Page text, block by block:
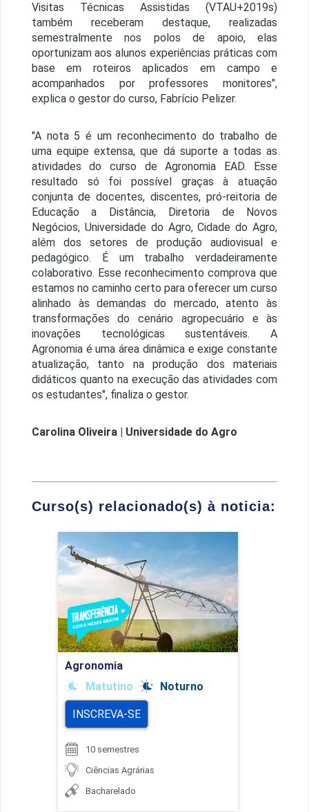
Visitas Técnicas Assistidas (VTAU+2019s)
também receberam destaque, realizadas
semestralmente nos polos de apoio, elas
oportunizam aos alunos experiências práticas com
base em roteiros aplicados em campo e
acompanhados por professores monitores",
explica o gestor do curso, Fabrício Pelizer.
"A nota 5 é um reconhecimento do trabalho de
uma equipe extensa, que dá suporte a todas as
atividades do curso de Agronomia EAD. Esse
resultado só foi possível graças à atuação
conjunta de docentes, discentes, pró-reitoria de
Educação a Distância, Diretoria de Novos
Negócios, Universidade do Agro, Cidade do Agro,
além dos setores de produção audiovisual e
pedagógico. É um trabalho verdadeiramente
colaborativo. Esse reconhecimento comprova que
estamos no caminho certo para oferecer um curso
alinhado às demandas do mercado, atento às
transformações do cenário agropecuário e às
inovações tecnológicas sustentáveis. A
Agronomia é uma área dinâmica e exige constante
atualização, tanto na produção dos materiais
didáticos quanto na execução das atividades com
os estudantes", finaliza o gestor.
Carolina Oliveira | Universidade do Agro
Curso(s) relacionado(s) à noticia:
Agronomia
Matutino
Noturno
INSCREVA-SE
10 semestres
Ciências Agrárias
Bacharelado
Agronomia
Detalhes do curso
Ir para Inscrição